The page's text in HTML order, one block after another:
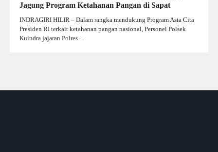
Jagung Program Ketahanan Pangan di Sapat
INDRAGIRI HILIR – Dalam rangka mendukung Program Asta Cita
Presiden RI terkait ketahanan pangan nasional, Personel Polsek
Kuindra jajaran Polres…